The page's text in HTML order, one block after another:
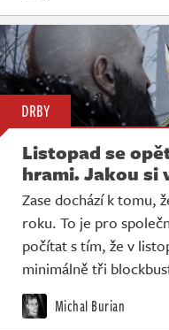
DRBY
Listopad se
hrami. Jakou si
Zase dochází k tomu,
roku. To je pro
počítat s tím, že v
minimálně tři
Michal Burian